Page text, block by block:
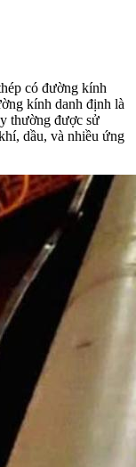
có đường kính
kính danh định là
thường được sử
dầu, và nhiều ứng